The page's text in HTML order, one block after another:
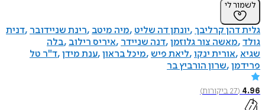
לי
קרליבך יונתן דה שליט מיה מיטב רינת שניידובר דנית
מאשה צור גלוזמן דנה שניידר איריס רילוב בלה
אורית ינקו ליאת פיש מיכל בראון ענת מידן ד"ר טל
שרון הורביץ בר
27ביקורות)